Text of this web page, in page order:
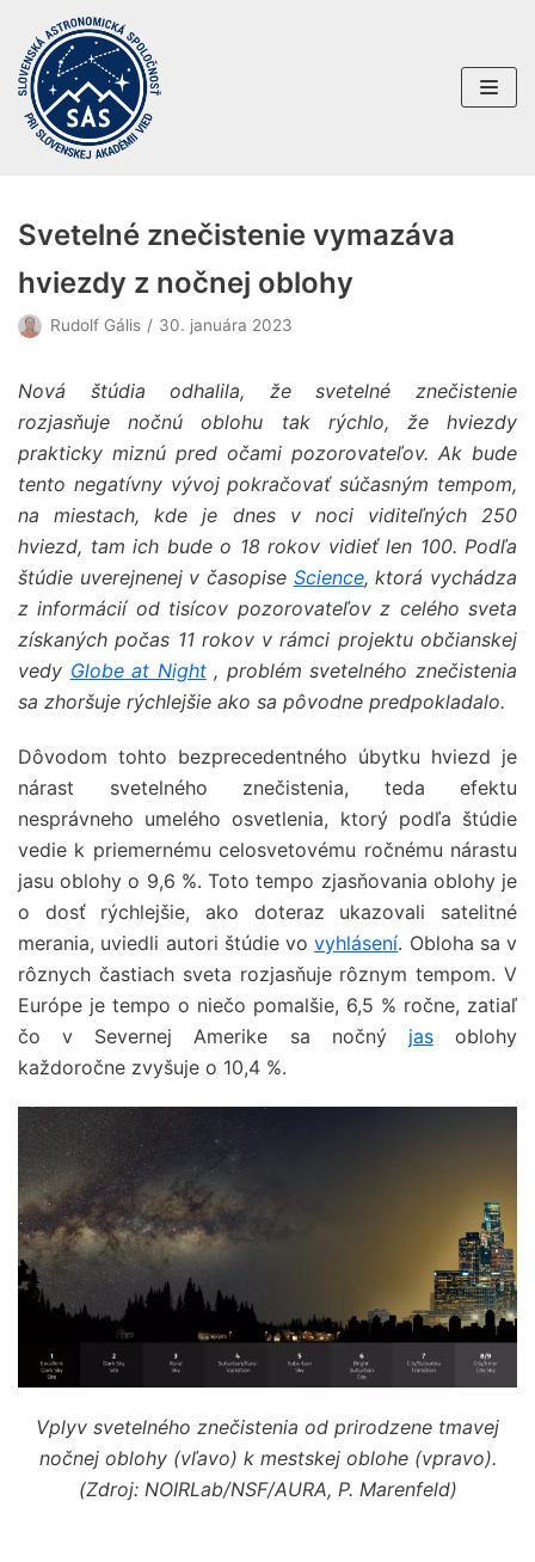
Preskočiť
na
obsah
Svetelné znečistenie vymazáva
hviezdy z nočnej oblohy
Rudolf Gális 30. januára 2023
Nová štúdia odhalila, že svetelné znečistenie
rozjasňuje nočnú oblohu tak rýchlo, že hviezdy
prakticky miznú pred očami pozorovateľov. Ak bude
tento negatívny vývoj pokračovať súčasným tempom,
na miestach, kde je dnes v noci viditeľných 250
hviezd, tam ich bude o 18 rokov vidieť len 100. Podľa
štúdie uverejnenej v časopise Science, ktorá vychádza
z informácií od tisícov pozorovateľov z celého sveta
získanýchpočas 11 rokov v rámci projektu občianskej
vedy Globe at Night, problém svetelného znečistenia
sa zhoršuje rýchlejšie ako sa pôvodne predpokladalo.
Dôvodom tohto bezprecedentného úbytku hviezd je
nárast svetelného znečistenia, teda efektu
nesprávneho umelého osvetlenia, ktorý podľa štúdie
vedie k priemernému celosvetovému ročnému nárastu
jasu oblohy o 9,6 %. Toto tempo zjasňovania oblohy je
o dosť rýchlejšie, ako doteraz ukazovali satelitné
merania, uviedli autori štúdie vovyhlásení. Obloha sa v
rôznych častiach sveta rozjasňuje rôznym tempom. V
Európe je tempo o niečo pomalšie, 6,5 % ročne, zatiaľ
čo v Severnej Amerike sa nočný jasoblohy
každoročne zvyšuje o 10,4 %.
Vplyv svetelného znečistenia od prirodzene tmavej
nočnej oblohy (vľavo) k mestskej oblohe (vpravo).
(Zdroj: NOIRLab/NSF/AURA, P. Marenfeld)